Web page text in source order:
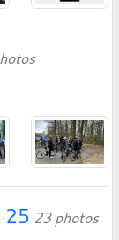
25 23 photos